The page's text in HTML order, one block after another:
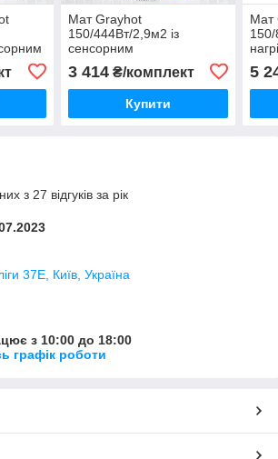
Мат Grayhot
150/444Вт/2,9м2 із
сенсорним
терморегулятором E91
3 414₴/комплект
Купити
Мат
5
з 27 відгуків за рік
37Е, Київ, Україна
з 10:00 до 18:00
графік роботи